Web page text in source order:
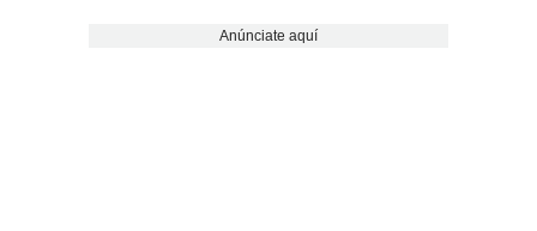
Anúnciate aquí